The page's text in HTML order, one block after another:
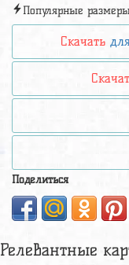
Популярные
Скачать
Поделиться
Релевантные